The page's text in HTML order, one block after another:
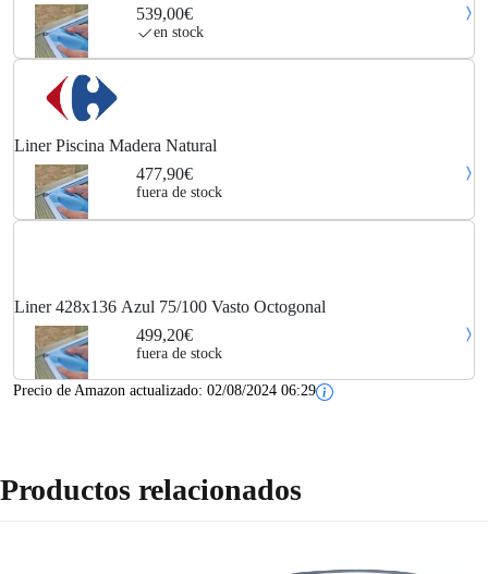
539,00€
en stock
Liner Piscina Madera Natural
477,90€
fuera de stock
Liner 428x136 Azul 75/100 Vasto Octogonal
499,20€
fuera de stock
Precio de Amazon actualizado: 02/08/2024 06:29
Productos relacionados